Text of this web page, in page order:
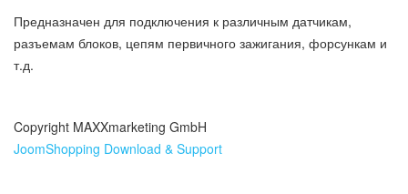
Предназначен для подключения к различным датчикам,
разъемам блоков, цепям первичного зажигания, форсункам и
т.д.
Copyright MAXXmarketing GmbH
JoomShopping Download & Support